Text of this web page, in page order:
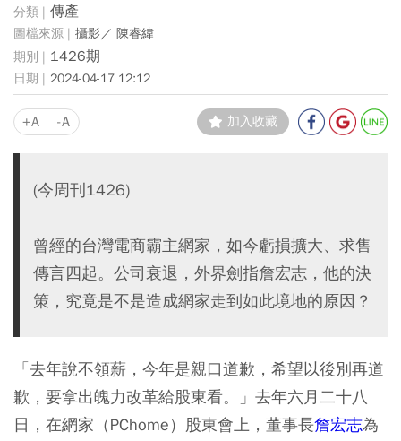
傳產
攝影／ 陳睿緯
1426期
2024-04-17 12:12
+A -A 加入收藏
(今周刊1426)
曾經的台灣電商霸主網家，如今虧損擴大、求售
傳言四起。公司衰退，外界劍指詹宏志，他的決
策，究竟是不是造成網家走到如此境地的原因？
「去年說不領薪，今年是親口道歉，希望以後別再道
歉，要拿出魄力改革給股東看。」去年六月二十八
日，在網家（PChome）股東會上，董事長詹宏志為